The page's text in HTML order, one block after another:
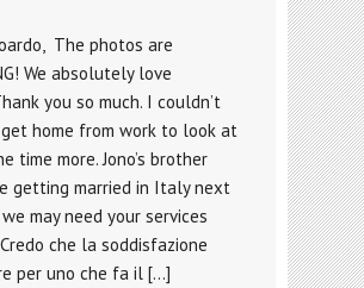
The photos are
We absolutely love
you so much. I couldn’t
home from work to look at
time more. Jono’s brother
getting married in Italy next
may need your services
che la soddisfazione
per uno che fa il […]